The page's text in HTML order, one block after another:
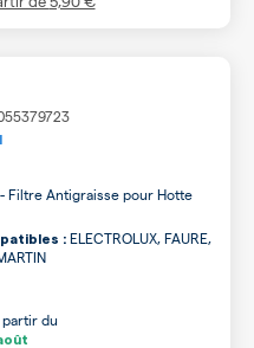
Filtre Antigraisse pour Hotte
: ELECTROLUX, FAURE,
du